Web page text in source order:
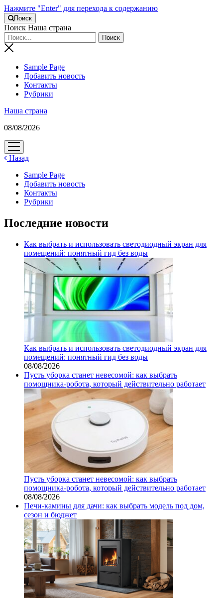
Нажмите "Enter" для перехода к содержанию
Поиск
Поиск Наша страна
Sample Page
Добавить новость
Контакты
Рубрики
Наша страна
08/08/2026
открыть
меню
Назад
Sample Page
Добавить новость
Контакты
Рубрики
Последние новости
Как выбрать и использовать светодиодный экран для
помещений: понятный гид без воды
Как выбрать и использовать светодиодный экран для
помещений: понятный гид без воды
08/08/2026
Пусть уборка станет невесомой: как выбрать
помощника‑робота, который действительно работает
Пусть уборка станет невесомой: как выбрать
помощника‑робота, который действительно работает
08/08/2026
Печи-камины для дачи: как выбрать модель под дом,
сезон и бюджет